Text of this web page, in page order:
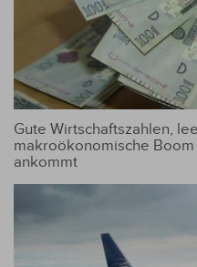
Gute Wirtschaftszahlen,
makroökonomische
ankommt